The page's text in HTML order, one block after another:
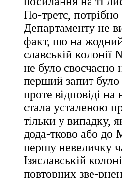
По-третє,
Департаменту не
факт, що на жодний
славській
не було своєчасно
перший запит було
проте відповіді
стала усталеною
тільки у випадку,
дода-тково або до
першу невеличку
Ізяславській
повторних зве-